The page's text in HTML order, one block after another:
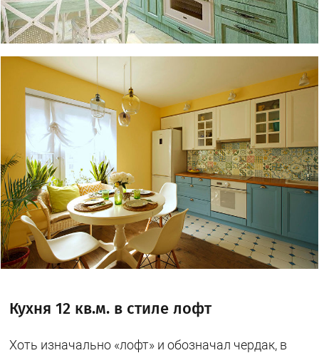
Кухня 12 кв.м. в стиле лофт
Хоть изначально «лофт» и обозначал чердак, в